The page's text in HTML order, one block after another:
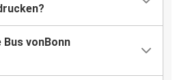
vonBonn